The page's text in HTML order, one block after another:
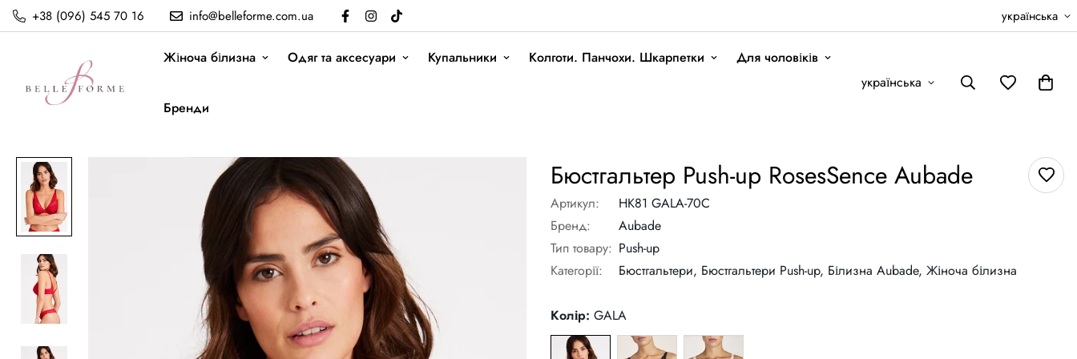
+38 (096) 545 70 16 info@belleforme.com.ua українська
Жіноча білизна Одяг та аксесуари Купальники Колготи. Панчохи. Шкарпетки Для чоловіків
Бренди
українська
Бюстгальтер Push-up RosesSence Aubade
Артикул:
HK81 GALA-70C
Бренд:
Aubade
Тип товару: Push-up
Категорії:
Бюстгальтери, Бюстгальтери Push-up, Білизна Aubade, Жіноча білизна
Колір: GALA